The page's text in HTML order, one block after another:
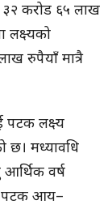
करोड ६५ लाख
लक्ष्यको
रुपैयाँ मात्रै
पटक लक्ष्य
छ। मध्यावधि
वर्ष
पटक आय–